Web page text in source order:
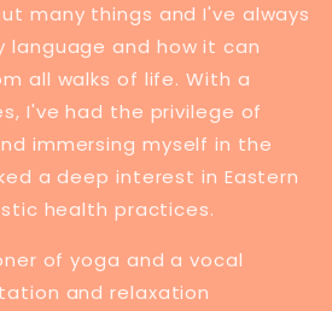
many things and I've always
and how it can
all walks of life. With a
I've had the privilege of
immersing myself in the
a deep interest in Eastern
health practices.
of yoga and a vocal
and relaxation